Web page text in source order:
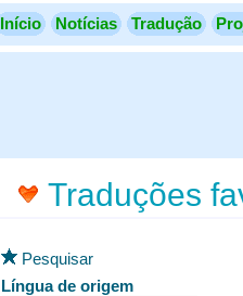
Início Notícias Tradução
Traduções
Pesquisar
Língua de origem